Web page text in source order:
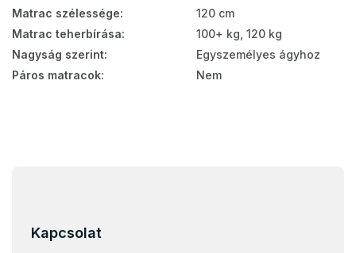
Matrac szélessége:
120 cm
Matrac teherbírása:
100+ kg, 120 kg
Nagyság szerint:
Egyszemélyes ágyhoz
Páros matracok: Nem
Kapcsolat